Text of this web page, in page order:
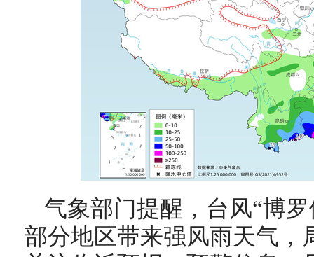
气象部门提醒，台风“博
部分地区带来强风雨天气，